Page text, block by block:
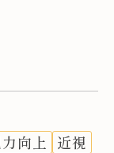
向上
近視